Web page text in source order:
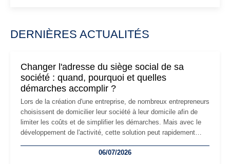
DERNIÈRES ACTUALITÉS
Changer l'adresse du siège social de sa
société : quand, pourquoi et quelles
démarches accomplir ?
Lors de la création d'une entreprise, de nombreux entrepreneurs
choisissent de domicilier leur société à leur domicile afin de
limiter les coûts et de simplifier les démarches. Mais avec le
développement de l'activité, cette solution peut rapidement
professionnels, recrutement, image de marque… Le
06/07/2026